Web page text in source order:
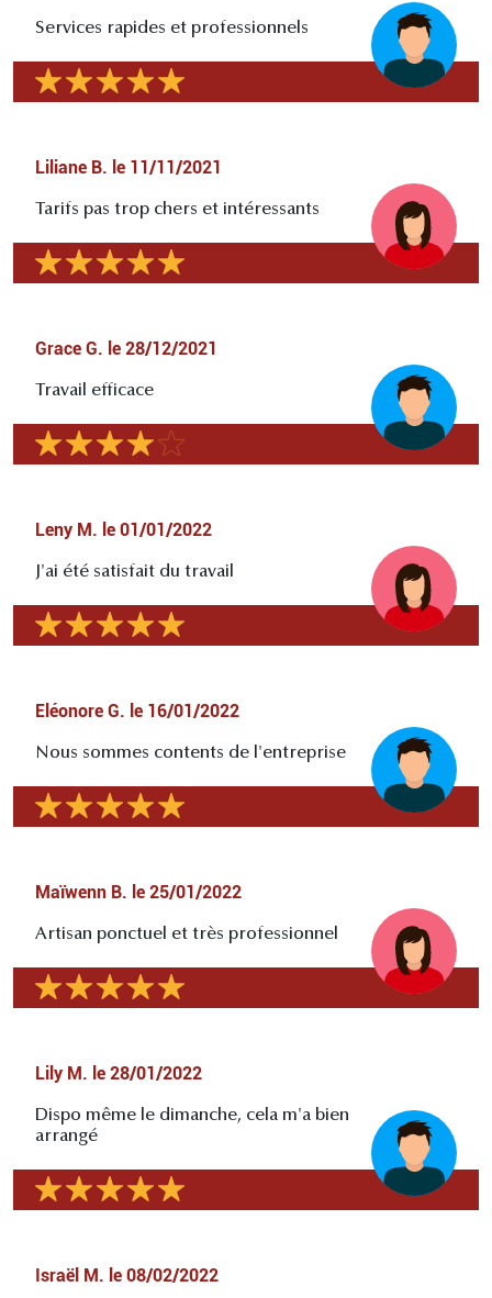
Services rapides et professionnels
Liliane B. le 11/11/2021
Tarifs pas trop chers et intéressants
Grace G. le 28/12/2021
Travail efficace
Leny M. le 01/01/2022
J'ai été satisfait du travail
Eléonore G. le 16/01/2022
Nous sommes contents de l'entreprise
Maïwenn B. le 25/01/2022
Artisan ponctuel et très professionnel
Lily M. le 28/01/2022
Dispo même le dimanche, cela m'a bien
arrangé
Israël M. le 08/02/2022